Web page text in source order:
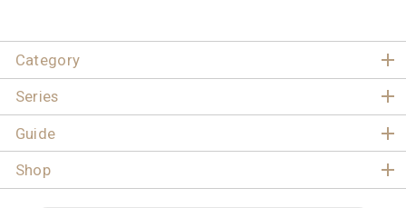
Category
Series
Guide
Shop